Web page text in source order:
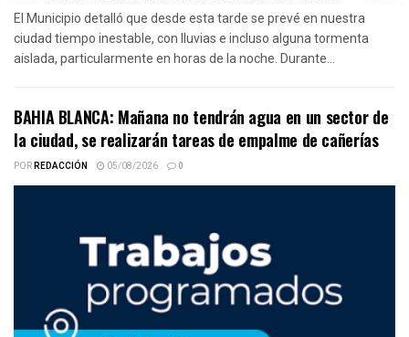
El Municipio detalló que desde esta tarde se prevé en nuestra
ciudad tiempo inestable, con lluvias e incluso alguna tormenta
aislada, particularmente en horas de la noche. Durante...
BAHIA BLANCA: Mañana no tendrán agua en un sector de
la ciudad, se realizarán tareas de empalme de cañerías
PORREDACCIÓN 05/08/2026 0